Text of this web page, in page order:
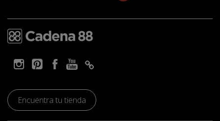
Encuentra tu tienda